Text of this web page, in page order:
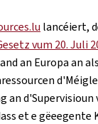
lancéiert,
vum 20. Juli
an Europa an
et e gëeegente